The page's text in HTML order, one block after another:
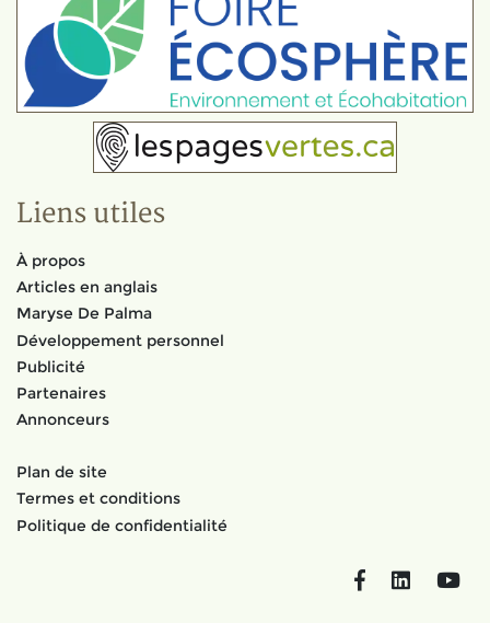
Liens utiles
À propos
Articles en anglais
Maryse De Palma
Développement personnel
Publicité
Partenaires
Annonceurs
Plan de site
Termes et conditions
Politique de confidentialité
FacebookLinkedIn